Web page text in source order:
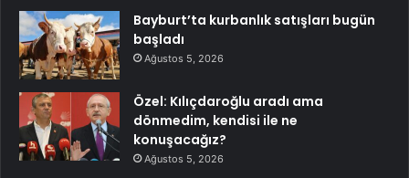
Bayburt’ta kurbanlık satışları bugün
başladı
Ağustos 5, 2026
Özel: Kılıçdaroğlu aradı ama
dönmedim, kendisi ile ne
konuşacağız?
Ağustos 5, 2026